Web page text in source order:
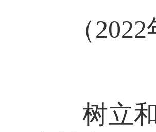
（
树立和